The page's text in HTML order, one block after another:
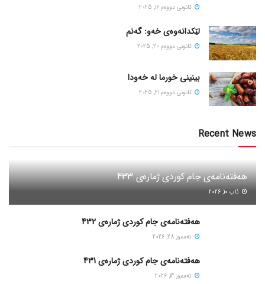
كانونی دووه‌م 16, 2025
لێکدانەوەی خەو: گەنم
كانونی دووه‌م 20, 2025
بینینی خورما لە خەودا
كانونی دووه‌م 21, 2025
Recent News
هەفتەنامەی جام کوردی ژمارەی 433
ئاب 10, 2026
هەفتەنامەی جام کوردی ژمارەی 432
ته‌مموز 28, 2026
هەفتەنامەی جام کوردی ژمارەی 431
ته‌مموز 14, 2026